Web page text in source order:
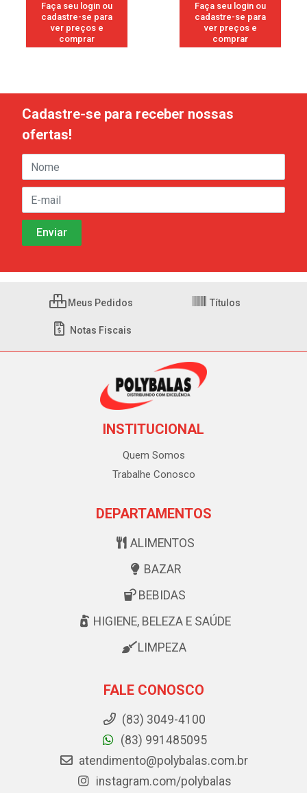
Faça seu login ou
cadastre-se para
ver preços e
comprar
Faça seu login ou
cadastre-se para
ver preços e
comprar
Cadastre-se para receber nossas
ofertas!
Meus Pedidos Títulos
Notas Fiscais
INSTITUCIONAL
Quem Somos
Trabalhe Conosco
DEPARTAMENTOS
ALIMENTOS
BAZAR
BEBIDAS
HIGIENE, BELEZA E SAÚDE
LIMPEZA
FALE CONOSCO
(83) 3049-4100
(83) 991485095
atendimento@polybalas.com.br
instagram.com/polybalas